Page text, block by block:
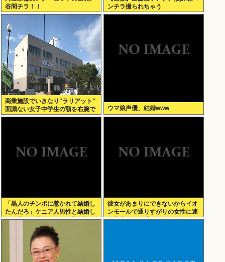
谷間チラ！！
ンチラ撮られちゃう
商業施設でいきなり"ラリアット"
面識ない女子中学生の顎を右腕で
殴打 22歳女性を暴行容疑で逮捕
ウマ娘声優、結婚www
「黒人のチンポに惹かれて結婚し
たんだろ」ケニア人男性と結婚し
た日本人女性（31）に”誹謗中
彼女があまりにできないからイオ
ンモールで通りすがりの女性に連
絡先書いた紙渡すよ